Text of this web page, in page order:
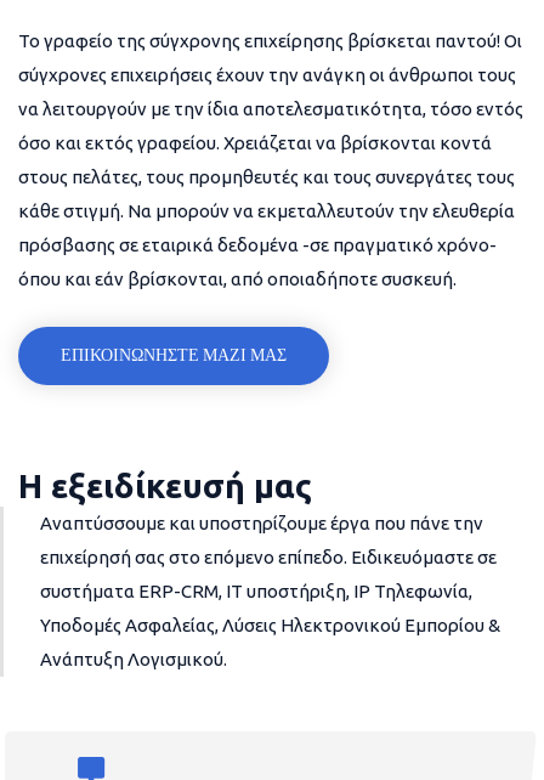
Το γραφείο της σύγχρονης επιχείρησης βρίσκεται παντού! Οι
σύγχρονες επιχειρήσεις έχουν την ανάγκη οι άνθρωποι τους
να λειτουργούν με την ίδια αποτελεσματικότητα, τόσο εντός
όσο και εκτός γραφείου. Χρειάζεται να βρίσκονται κοντά
στους πελάτες, τους προμηθευτές και τους συνεργάτες τους
κάθε στιγμή. Να μπορούν να εκμεταλλευτούν την ελευθερία
πρόσβασης σε εταιρικά δεδομένα -σε πραγματικό χρόνο-
όπου και εάν βρίσκονται, από οποιαδήποτε συσκευή.
ΕΠΙΚΟΙΝΩΝΗΣΤΕ ΜΑΖΙ ΜΑΣ
Η εξειδίκευσή μας
Αναπτύσσουμε και υποστηρίζουμε έργα που πάνε την
επιχείρησή σας στο επόμενο επίπεδο. Ειδικευόμαστε σε
συστήματα ERP-CRM, IT υποστήριξη, IP Τηλεφωνία,
Υποδομές Ασφαλείας, Λύσεις Ηλεκτρονικού Εμπορίου &
Ανάπτυξη Λογισμικού.